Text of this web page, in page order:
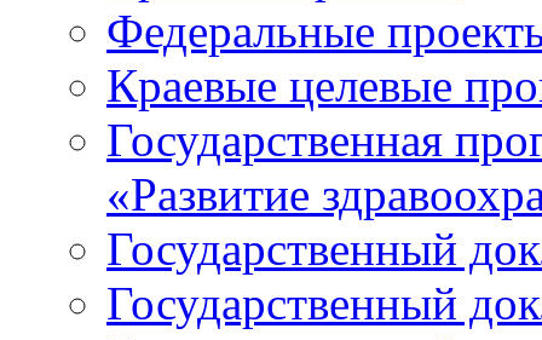
Федеральные
Краевые целевые
Государственная
«Развитие
Государственный
Государственный